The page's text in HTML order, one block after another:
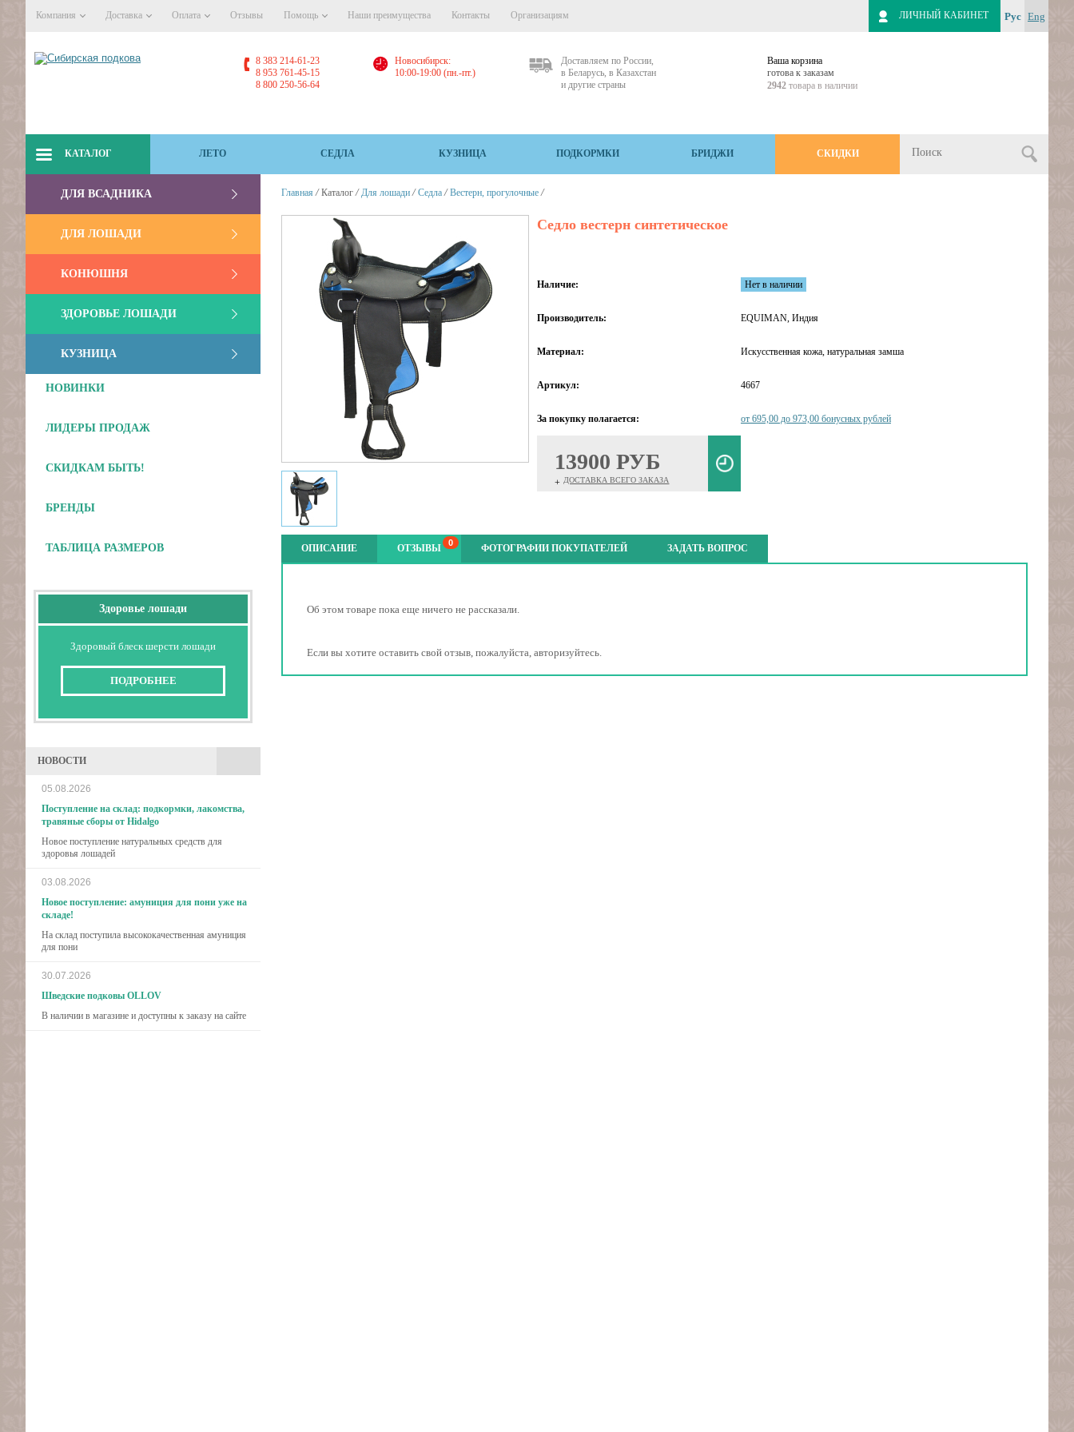
Компания Доставка Оплата Отзывы Помощь Наши преимущества Контакты Организациям Рус Eng
ЛИЧНЫЙ КАБИНЕТ
8 383 214-61-23
8 953 761-45-15
8 800 250-56-64
Новосибирск:
10:00-19:00 (пн.-пт.)
Доставляем по России,
в Беларусь, в Казахстан
и другие страны
Ваша корзина
готова к заказам
2942 товара в наличии
КАТАЛОГ ЛЕТО СЕДЛА КУЗНИЦА ПОДКОРМКИ БРИДЖИ СКИДКИ
ДЛЯ ВСАДНИКА
ДЛЯ ЛОШАДИ
КОНЮШНЯ
ЗДОРОВЬЕ ЛОШАДИ
КУЗНИЦА
НОВИНКИ
ЛИДЕРЫ ПРОДАЖ
СКИДКАМ БЫТЬ!
БРЕНДЫ
ТАБЛИЦА РАЗМЕРОВ
Здоровье лошади
Здоровый блеск шерсти лошади
ПОДРОБНЕЕ
НОВОСТИ
05.08.2026
Поступление на склад: подкормки, лакомства,
травяные сборы от Hidalgo
Новое поступление натуральных средств для
здоровья лошадей
03.08.2026
Новое поступление: амуниция для пони уже на
складе!
На склад поступила высококачественная амуниция
для пони
30.07.2026
Шведские подковы OLLOV
В наличии в магазине и доступны к заказу на сайте
Главная / Каталог / Для лошади / Седла / Вестерн, прогулочные /
Седло вестерн синтетическое
Наличие: Нет в наличии
Производитель: EQUIMAN, Индия
Материал: Искусственная кожа, натуральная замша
Артикул: 4667
За покупку полагается: от 695,00 до 973,00 бонусных рублей
13900 РУБ
+ ДОСТАВКА ВСЕГО ЗАКАЗА
ОПИСАНИЕ ОТЗЫВЫ 0 ФОТОГРАФИИ ПОКУПАТЕЛЕЙ ЗАДАТЬ ВОПРОС
Об этом товаре пока еще ничего не рассказали.
Если вы хотите оставить свой отзыв, пожалуйста, авторизуйтесь.